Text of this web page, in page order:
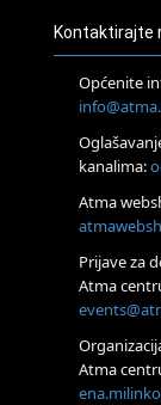
Pjesma srca /
Tečaj Višeg
Online
Upisi u
Online
Postanite
Visoko
Alemka
konstelacija
Kontaktirajte
Općenite
kanalima:
Atma
Prijave za
Atma
Atma